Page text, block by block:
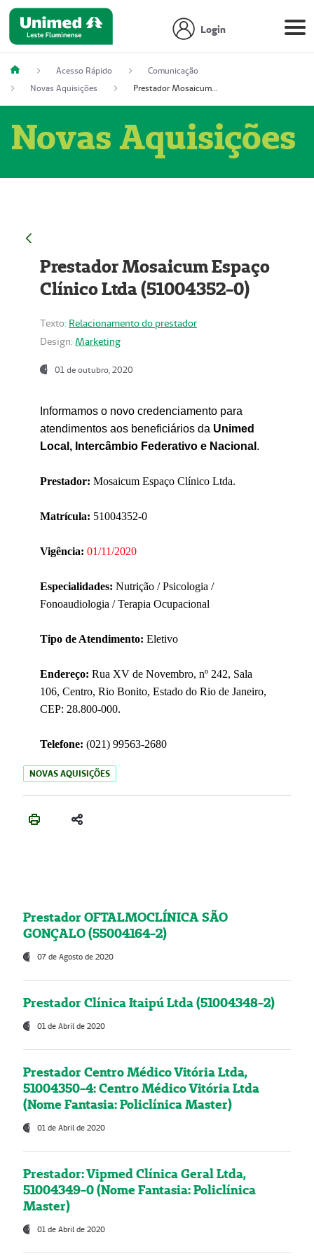
Login
Acesso Rápido
Comunicação
Novas Aquisições
Prestador Mosaicum Espaço Clínico Ltda (51004352-0)
Novas Aquisições
Prestador Mosaicum Espaço
Clínico Ltda (51004352-0)
Texto: Relacionamento do prestador
Design: Marketing
01 de outubro, 2020
Informamos o novo credenciamento para
atendimentos aos beneficiários da Unimed
Local, Intercâmbio Federativo e Nacional .
Prestador: Mosaicum Espaço Clínico Ltda.
Matrícula: 51004352-0
Vigência: 01/11/2020
Especialidades: Nutrição / Psicologia /
Fonoaudiologia / Terapia Ocupacional
Tipo de Atendimento: Eletivo
Endereço: Rua XV de Novembro, nº 242, Sala
106, Centro, Rio Bonito, Estado do Rio de Janeiro,
CEP: 28.800-000.
Telefone: (021) 99563-2680
NOVAS AQUISIÇÕES
Prestador OFTALMOCLÍNICA SÃO
GONÇALO (55004164-2)
07 de Agosto de 2020
Prestador Clínica Itaipú Ltda (51004348-2)
01 de Abril de 2020
Prestador Centro Médico Vitória Ltda,
51004350-4: Centro Médico Vitória Ltda
(Nome Fantasia: Policlínica Master)
01 de Abril de 2020
Prestador: Vipmed Clínica Geral Ltda,
51004349-0 (Nome Fantasia: Policlínica
Master)
01 de Abril de 2020